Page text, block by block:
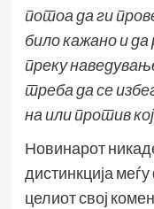
потоа да ги
било кажано и
преку
треба да се
на или против
Новинарот
дистинкција
целиот свој